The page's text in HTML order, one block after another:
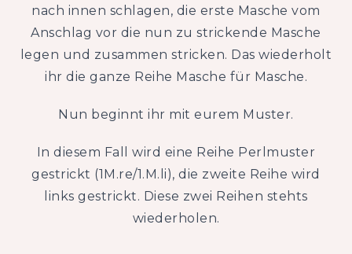
nach innen schlagen, die erste Masche vom
Anschlag vor die nun zu strickende Masche
legen und zusammen stricken. Das wiederholt
ihr die ganze Reihe Masche für Masche.
Nun beginnt ihr mit eurem Muster.
In diesem Fall wird eine Reihe Perlmuster
gestrickt (1M.re/1.M.li), die zweite Reihe wird
links gestrickt. Diese zwei Reihen stehts
wiederholen.